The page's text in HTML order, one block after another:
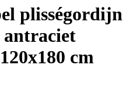
plisségordijn
cm